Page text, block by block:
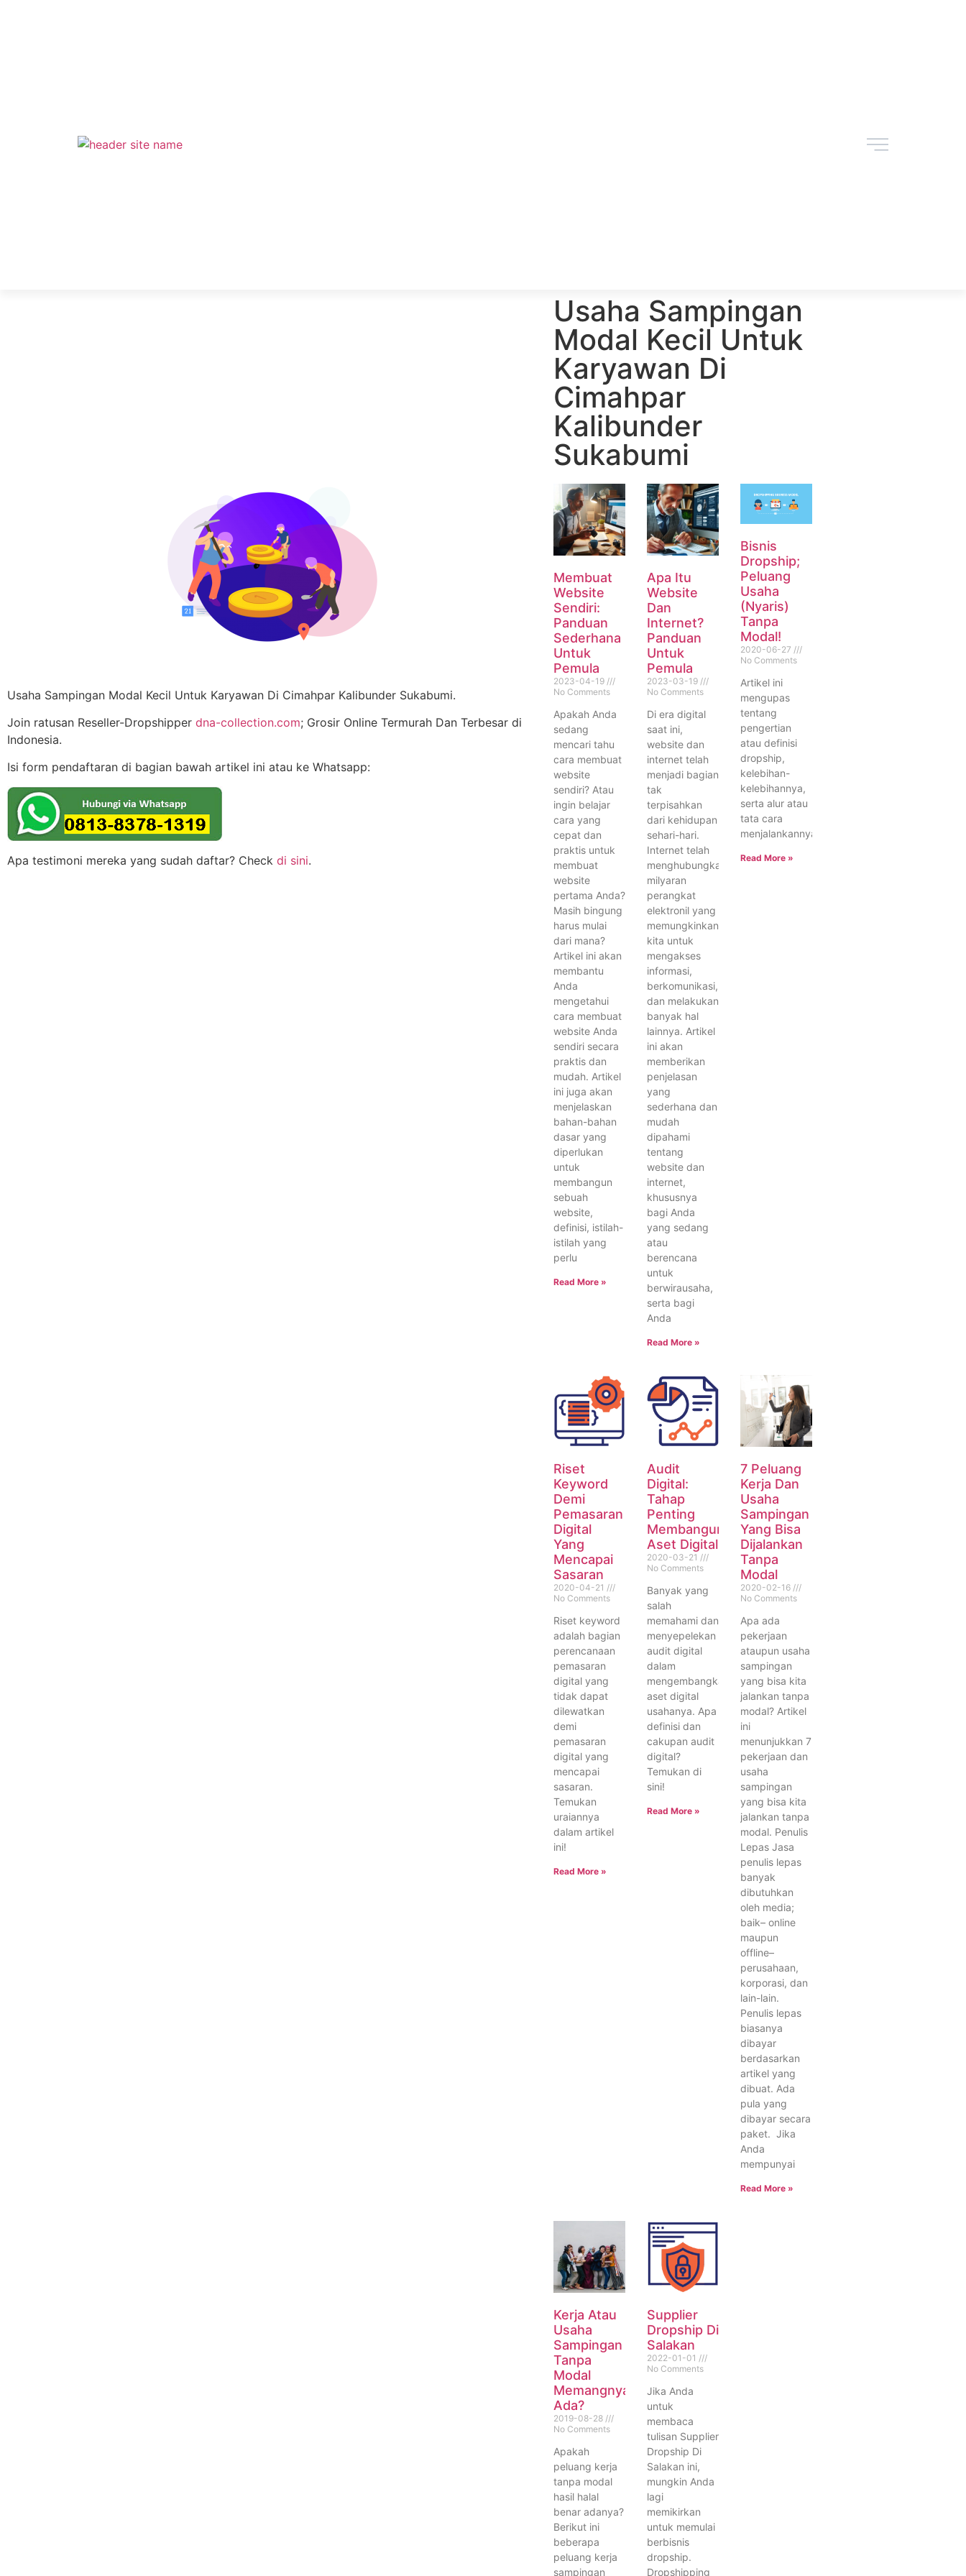
Usaha Sampingan
Modal Kecil Untuk
Karyawan Di
Cimahpar
Kalibunder
Sukabumi
Usaha Sampingan Modal Kecil Untuk Karyawan Di Cimahpar Kalibunder Sukabumi.
Join ratusan Reseller-Dropshipper dna-collection.com; Grosir Online Termurah Dan Terbesar di
Indonesia.
Isi form pendaftaran di bagian bawah artikel ini atau ke Whatsapp:
Apa testimoni mereka yang sudah daftar? Check di sini.
Membuat
Website
Sendiri:
Panduan
Sederhana
Untuk
Pemula
2023-04-19
No Comments
Apakah Anda
sedang
mencari tahu
cara membuat
website
sendiri? Atau
ingin belajar
cara yang
cepat dan
praktis untuk
membuat
website
pertama Anda?
Masih bingung
harus mulai
dari mana?
Artikel ini akan
membantu
Anda
mengetahui
cara membuat
website Anda
sendiri secara
praktis dan
mudah. Artikel
ini juga akan
menjelaskan
bahan-bahan
dasar yang
diperlukan
untuk
membangun
sebuah
website,
definisi, istilah-
istilah yang
perlu
Read More »
Apa Itu
Website
Dan
Internet?
Panduan
Untuk
Pemula
2023-03-19
No Comments
Di era digital
saat ini,
website dan
internet telah
menjadi bagian
tak
terpisahkan
dari kehidupan
sehari-hari.
Internet telah
menghubungkan
milyaran
perangkat
elektronil yang
memungkinkan
kita untuk
mengakses
informasi,
berkomunikasi,
dan melakukan
banyak hal
lainnya. Artikel
ini akan
memberikan
penjelasan
yang
sederhana dan
mudah
dipahami
tentang
website dan
internet,
khususnya
bagi Anda
yang sedang
atau
berencana
untuk
berwirausaha,
serta bagi
Anda
Read More »
Bisnis
Dropship;
Peluang
Usaha
(Nyaris)
Tanpa
Modal!
2020-06-27
No Comments
Artikel ini
mengupas
tentang
pengertian
atau definisi
dropship,
kelebihan-
kelebihannya,
serta alur atau
tata cara
menjalankannya.
Read More »
Riset
Keyword
Demi
Pemasaran
Digital
Yang
Mencapai
Sasaran
2020-04-21
No Comments
Riset keyword
adalah bagian
perencanaan
pemasaran
digital yang
tidak dapat
dilewatkan
demi
pemasaran
digital yang
mencapai
sasaran.
Temukan
uraiannya
dalam artikel
ini!
Read More »
Audit
Digital:
Tahap
Penting
Membangun
Aset Digital
2020-03-21
No Comments
Banyak yang
salah
memahami dan
menyepelekan
audit digital
dalam
mengembangkan
aset digital
usahanya. Apa
definisi dan
cakupan audit
digital?
Temukan di
sini!
Read More »
7 Peluang
Kerja Dan
Usaha
Sampingan
Yang Bisa
Dijalankan
Tanpa
Modal
2020-02-16
No Comments
Apa ada
pekerjaan
ataupun usaha
sampingan
yang bisa kita
jalankan tanpa
modal? Artikel
ini
menunjukkan 7
pekerjaan dan
usaha
sampingan
yang bisa kita
jalankan tanpa
modal. Penulis
Lepas Jasa
penulis lepas
banyak
dibutuhkan
oleh media;
baik– online
maupun
offline–
perusahaan,
korporasi, dan
lain-lain.
Penulis lepas
biasanya
dibayar
berdasarkan
artikel yang
dibuat. Ada
pula yang
dibayar secara
paket. Jika
Anda
mempunyai
Read More »
Kerja Atau
Usaha
Sampingan
Tanpa
Modal
Memangnya
Ada?
2019-08-28
No Comments
Apakah
peluang kerja
tanpa modal
hasil halal
benar adanya?
Berikut ini
beberapa
peluang kerja
sampingan
Supplier
Dropship Di
Salakan
2022-01-01
No Comments
Jika Anda
untuk
membaca
tulisan Supplier
Dropship Di
Salakan ini,
mungkin Anda
lagi
memikirkan
untuk memulai
berbisnis
dropship.
Dropshipping